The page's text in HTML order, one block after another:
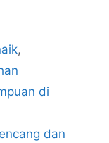
,
di
dan